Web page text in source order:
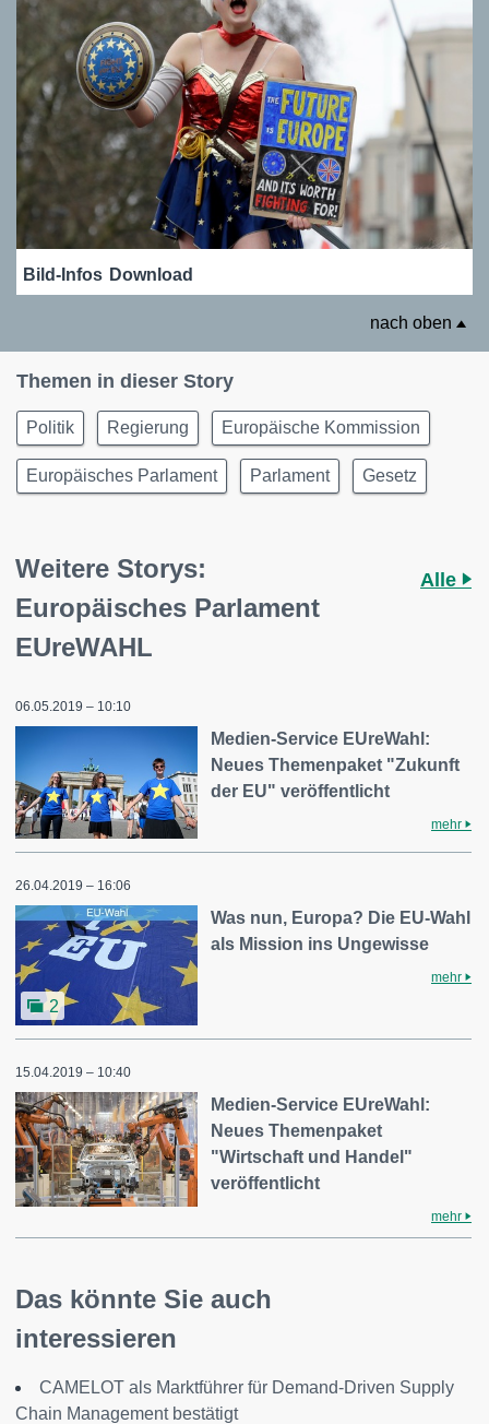
Bild-Infos Download
nach oben
Themen in dieser Story
Politik Regierung Europäische Kommission
Europäisches Parlament Parlament Gesetz
Weitere Storys:
Europäisches Parlament
EUreWAHL
Alle
06.05.2019 – 10:10
Medien-Service EUreWahl:
Neues Themenpaket "Zukunft
der EU" veröffentlicht
mehr
26.04.2019 – 16:06
2
Was nun, Europa? Die EU-Wahl
als Mission ins Ungewisse
mehr
15.04.2019 – 10:40
Medien-Service EUreWahl:
Neues Themenpaket
"Wirtschaft und Handel"
veröffentlicht
mehr
Das könnte Sie auch
interessieren
CAMELOT als Marktführer für Demand-Driven Supply
Chain Management bestätigt